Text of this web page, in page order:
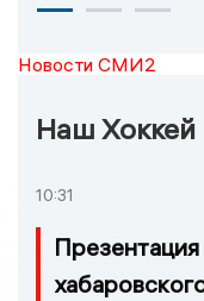
Новости СМИ2
Наш Хоккей
10:31